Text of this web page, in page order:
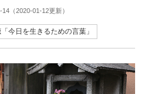
14 （2020-01-12更新）
今日を生きるための言葉」